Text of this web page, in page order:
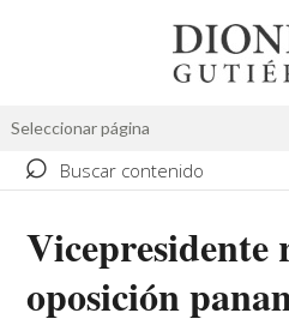
Seleccionar página
⌕ Buscar contenido
Vicepresidente
oposición